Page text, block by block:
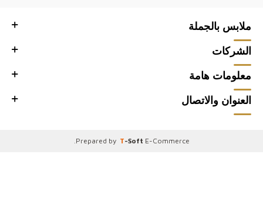
ملابس بالجملة
الشركات
معلومات هامة
العنوان والاتصال
Prepared by T-Soft E-Commerce
.